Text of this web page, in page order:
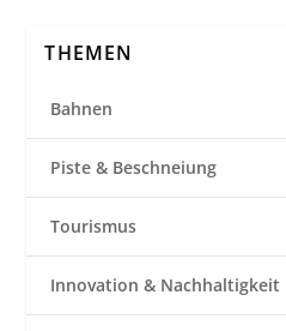
THEMEN
Bahnen
Piste & Beschneiung
Tourismus
Innovation & Nachhaltigkeit